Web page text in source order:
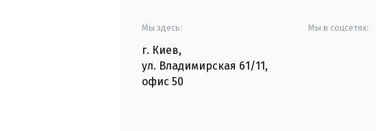
Мы здесь:
г. Киев,
ул. Владимирская 61/11,
офис 50
Мы в соцсетях: